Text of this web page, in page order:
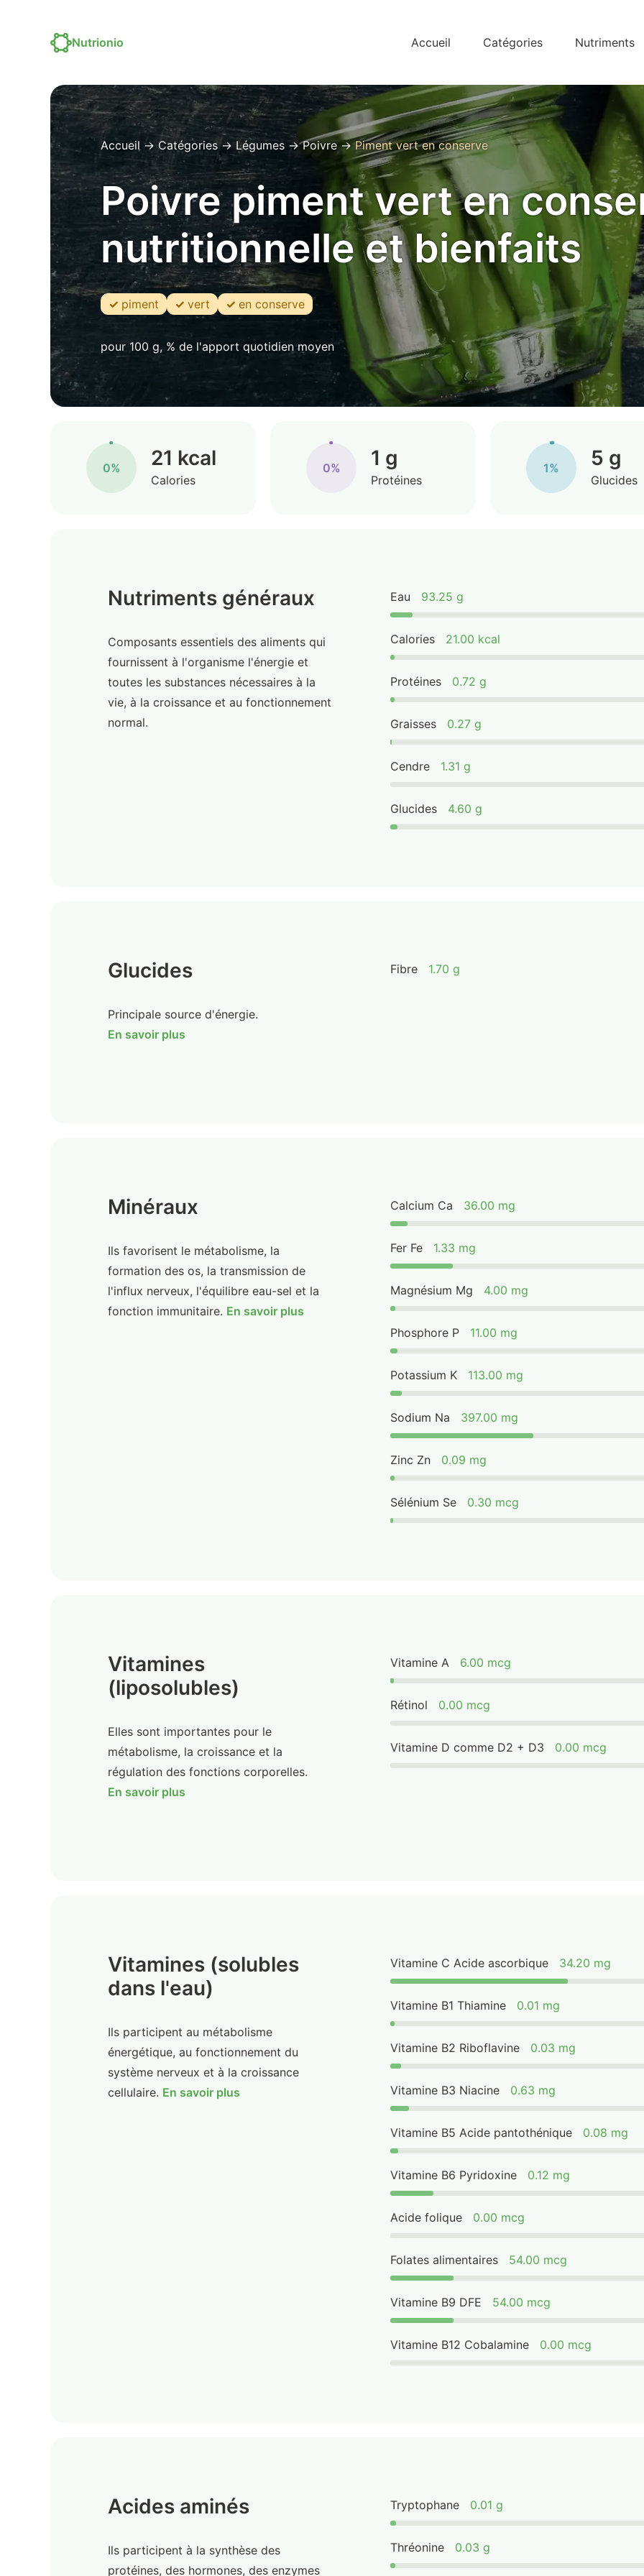
Nutrionio Accueil Catégories Nutriments
Accueil→Catégories→ Légumes →Poivre→Piment vert en conserve
Poivre piment vert en
nutritionnelle et bienfaits
piment vert en conserve
pour 100 g, % de l'apport quotidien moyen
0% 21 kcal
Calories
0% 1 g
Protéines
1% 5 g
Glucides
Nutriments généraux
Composants essentiels des aliments qui
fournissent à l'organisme l'énergie et
toutes les substances nécessaires à la
vie, à la croissance et au fonctionnement
normal.
Eau 93.25 g
Calories 21.00 kcal
Protéines 0.72 g
Graisses 0.27 g
Cendre 1.31 g
Glucides 4.60 g
Glucides
Principale source d'énergie.
En savoir plus
Fibre 1.70 g
Minéraux
Ils favorisent le métabolisme, la
formation des os, la transmission de
l'influx nerveux, l'équilibre eau-sel et la
fonction immunitaire. En savoir plus
Calcium Ca 36.00 mg
Fer Fe 1.33 mg
Magnésium Mg 4.00 mg
Phosphore P 11.00 mg
Potassium K 113.00 mg
Sodium Na 397.00 mg
Zinc Zn 0.09 mg
Sélénium Se 0.30 mcg
Vitamines
(liposolubles)
Elles sont importantes pour le
métabolisme, la croissance et la
régulation des fonctions corporelles.
En savoir plus
Vitamine A 6.00 mcg
Rétinol 0.00 mcg
Vitamine D comme D2 + D3 0.00 mcg
Vitamines (solubles
dans l'eau)
Ils participent au métabolisme
énergétique, au fonctionnement du
système nerveux et à la croissance
cellulaire. En savoir plus
Vitamine C Acide ascorbique 34.20 mg
Vitamine B1 Thiamine 0.01 mg
Vitamine B2 Riboflavine 0.03 mg
Vitamine B3 Niacine 0.63 mg
Vitamine B5 Acide pantothénique 0.08 mg
Vitamine B6 Pyridoxine 0.12 mg
Acide folique 0.00 mcg
Folates alimentaires 54.00 mcg
Vitamine B9 DFE 54.00 mcg
Vitamine B12 Cobalamine 0.00 mcg
Acides aminés
Ils participent à la synthèse des
protéines, des hormones, des enzymes
Tryptophane 0.01 g
Thréonine 0.03 g